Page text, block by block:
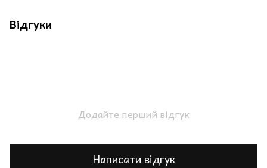
Відгуки
Додайте перший відгук
Написати відгук